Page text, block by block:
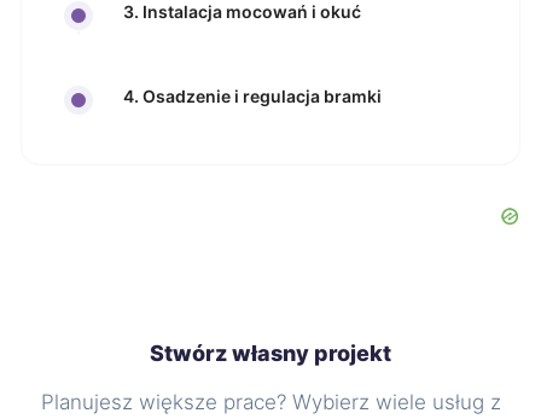
3. Instalacja mocowań i okuć
4. Osadzenie i regulacja bramki
Stwórz własny projekt
Planujesz większe prace? Wybierz wiele usług z